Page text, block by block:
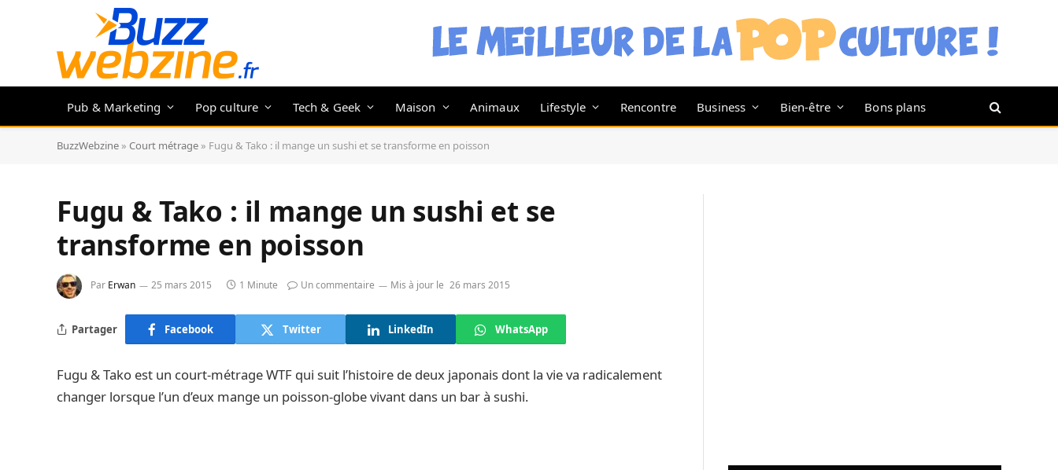
Pub & Marketing Pop culture Tech & Geek Maison Animaux Lifestyle Rencontre Business Bien-être Bons plans
BuzzWebzine » Court métrage » Fugu & Tako : il mange un sushi et se transforme en poisson
Fugu & Tako : il mange un sushi et se
transforme en poisson
Par Erwan 25 mars 2015 1 Minute Un commentaire Mis à jour le 26 mars 2015
Partager Facebook Twitter LinkedIn WhatsApp
Fugu & Tako est un court-métrage WTF qui suit l’histoire de deux japonais dont la vie va radicalement
changer lorsque l’un d’eux mange un poisson-globe vivant dans un bar à sushi.